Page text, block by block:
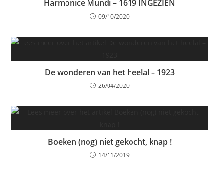
Harmonice Mundi – 1619 INGEZIEN
09/10/2020
De wonderen van het heelal – 1923
26/04/2020
Boeken (nog) niet gekocht, knap !
14/11/2019